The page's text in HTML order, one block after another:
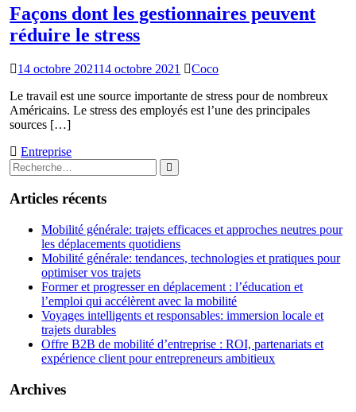
Façons dont les gestionnaires peuvent
réduire le stress
14 octobre 202114 octobre 2021
Coco
Le travail est une source importante de stress pour de nombreux
Américains. Le stress des employés est l’une des principales
sources […]
Entreprise
Rechercher
:
Rechercher
Articles récents
Mobilité générale: trajets efficaces et approches neutres pour
les déplacements quotidiens
Mobilité générale: tendances, technologies et pratiques pour
optimiser vos trajets
Former et progresser en déplacement : l’éducation et
l’emploi qui accélèrent avec la mobilité
Voyages intelligents et responsables: immersion locale et
trajets durables
Offre B2B de mobilité d’entreprise : ROI, partenariats et
expérience client pour entrepreneurs ambitieux
Archives